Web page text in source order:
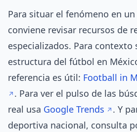
Para situar el fenómeno en
conviene revisar recursos de
especializados. Para contexto
estructura del fútbol en
referencia es útil: Football in
. Para ver el pulso de las
real usa Google Trends
. Y
deportiva nacional, consulta